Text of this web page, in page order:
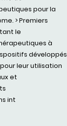
pour la
> Premiers
le
à
développés
leur utilisation
et
int